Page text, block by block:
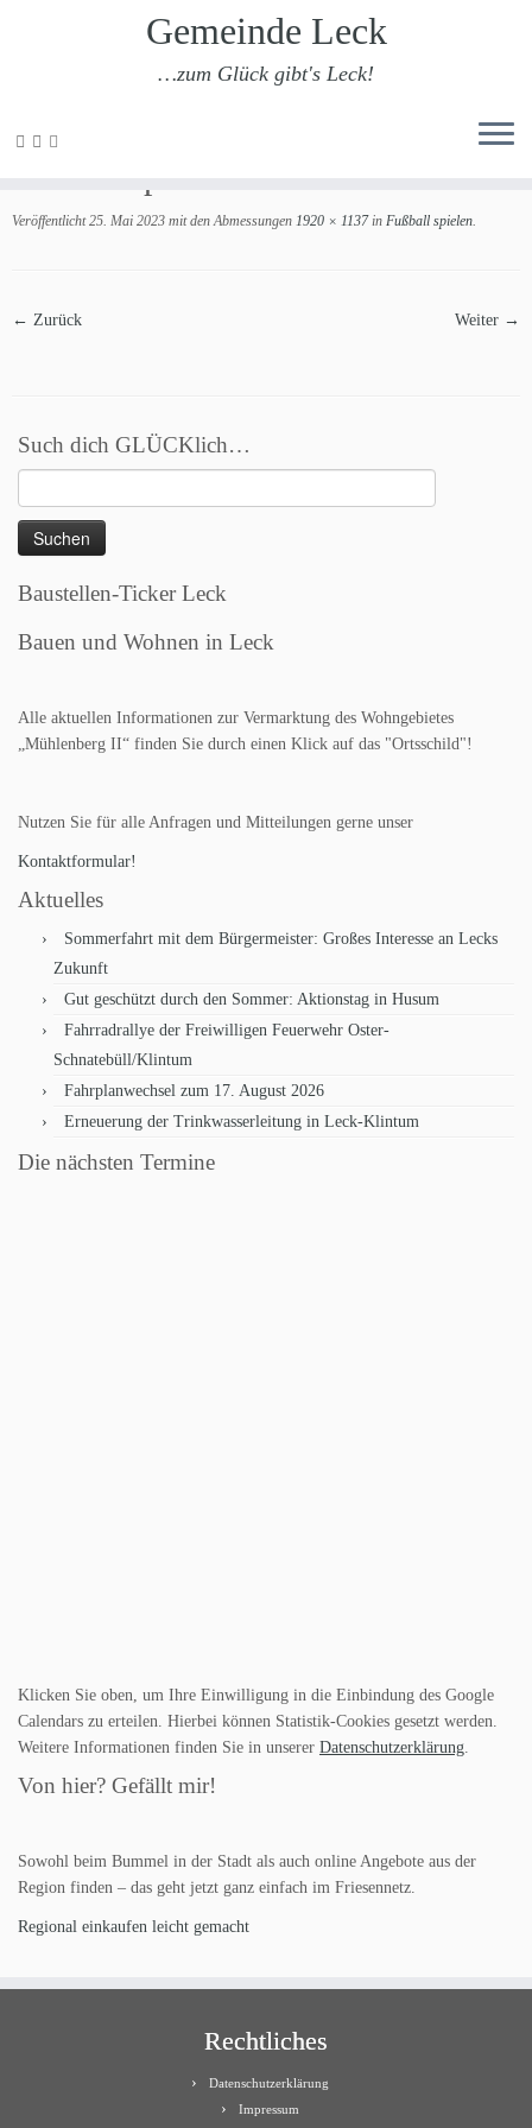
Zum
Gemeinde Leck
…zum Glück gibt's Leck!
Veröffentlicht 25. Mai 2023 mit den Abmessungen 1920 × 1137in Fußball spielen.
← Zurück Weiter →
Such dich GLÜCKlich…
nach:
Baustellen-Ticker Leck
Bauen und Wohnen in Leck
Alle aktuellen Informationen zur Vermarktung des Wohngebietes
„Mühlenberg II“ finden Sie durch einen Klick auf das "Ortsschild"!
Nutzen Sie für alle Anfragen und Mitteilungen gerne unser
Kontaktformular!
Aktuelles
Sommerfahrt mit dem Bürgermeister: Großes Interesse an Lecks
Zukunft
Gut geschützt durch den Sommer: Aktionstag in Husum
Fahrradrallye der Freiwilligen Feuerwehr Oster-
Schnatebüll/Klintum
Fahrplanwechsel zum 17. August 2026
Erneuerung der Trinkwasserleitung in Leck-Klintum
Die nächsten Termine
Klicken Sie oben, um Ihre Einwilligung in die Einbindung des Google
Calendars zu erteilen. Hierbei können Statistik-Cookies gesetzt werden.
Weitere Informationen finden Sie in unserer Datenschutzerklärung.
Von hier? Gefällt mir!
Sowohl beim Bummel in der Stadt als auch online Angebote aus der
Region finden – das geht jetzt ganz einfach im Friesennetz.
Regional einkaufen leicht gemacht
Rechtliches
Datenschutzerklärung
Impressum